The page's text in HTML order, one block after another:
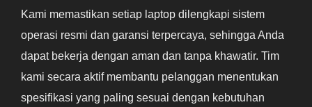
Kami memastikan setiap laptop dilengkapi sistem
operasi resmi dan garansi terpercaya, sehingga Anda
dapat bekerja dengan aman dan tanpa khawatir. Tim
kami secara aktif membantu pelanggan menentukan
spesifikasi yang paling sesuai dengan kebutuhan